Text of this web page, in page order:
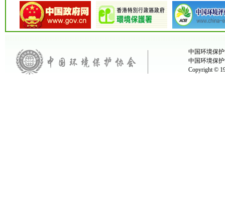
中国环境保
中国环境保
Copyright ©